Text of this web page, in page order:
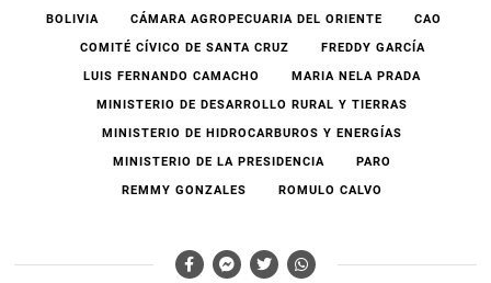
BOLIVIA CÁMARA AGROPECUARIA DEL ORIENTE
CAO
COMITÉ CÍVICO DE SANTA CRUZ
FREDDY GARCÍA
LUIS FERNANDO CAMACHO
MARIA NELA PRADA
MINISTERIO DE DESARROLLO RURAL Y TIERRAS
MINISTERIO DE HIDROCARBUROS Y ENERGÍAS
MINISTERIO DE LA PRESIDENCIA
PARO
REMMY GONZALES
ROMULO CALVO